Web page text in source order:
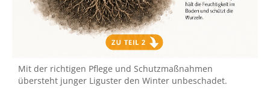
Mit der richtigen Pflege und Schutzmaßnahmen
übersteht junger Liguster den Winter unbeschadet.